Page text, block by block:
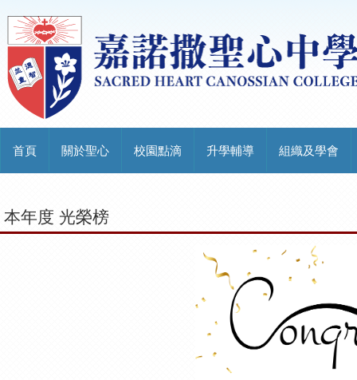
首頁 關於聖心 校園點滴 升學輔導 組織及學會
本年度 光榮榜